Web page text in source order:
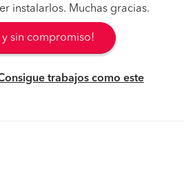
instalarlos. Muchas gracias.
y sin compromiso!
trabajos como este